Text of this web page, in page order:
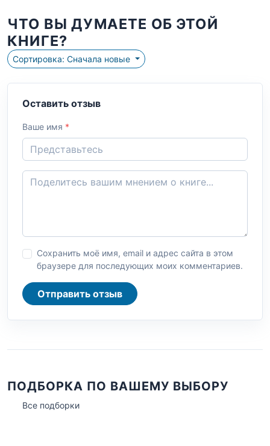
ЧТО ВЫ ДУМАЕТЕ ОБ ЭТОЙ
КНИГЕ?
Сортировка: Сначала новые
Оставить отзыв
Ваше имя *
Сохранить моё имя, email и адрес сайта в этом
браузере для последующих моих комментариев.
Отправить отзыв
ПОДБОРКА ПО ВАШЕМУ ВЫБОРУ
Все подборки